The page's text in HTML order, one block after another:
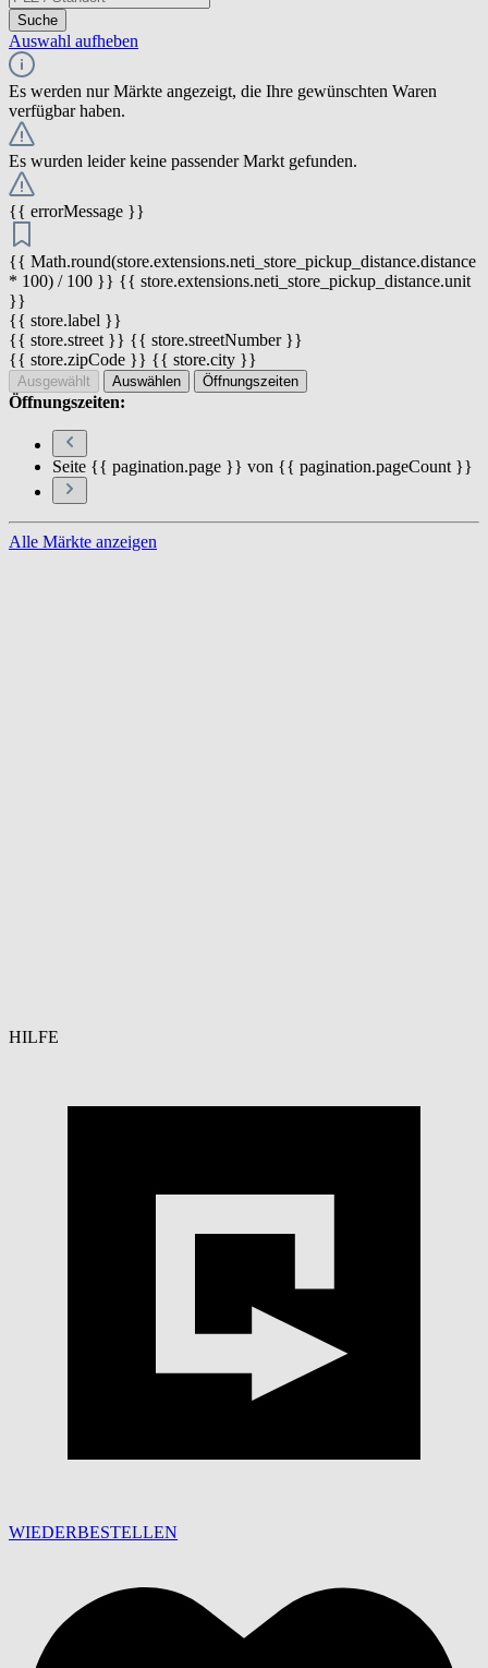
Suche
Auswahl aufheben
Es werden nur Märkte angezeigt, die Ihre gewünschten Waren
verfügbar haben.
Es wurden leider keine passender Markt gefunden.
{{ errorMessage }}
{{ Math.round(store.extensions.neti_store_pickup_distance.distance
* 100) / 100 }} {{ store.extensions.neti_store_pickup_distance.unit
}}
{{ store.label }}
{{ store.street }} {{ store.streetNumber }}
{{ store.zipCode }} {{ store.city }}
Ausgewählt Auswählen Öffnungszeiten
Öffnungszeiten:
Seite {{ pagination.page }} von {{ pagination.pageCount }}
Alle Märkte anzeigen
HILFE
WIEDERBESTELLEN